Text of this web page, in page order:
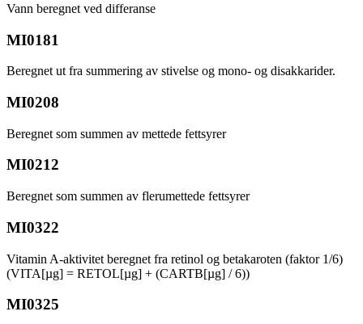
Vann beregnet ved differanse
MI0181
Beregnet ut fra summering av stivelse og mono- og disakkarider.
MI0208
Beregnet som summen av mettede fettsyrer
MI0212
Beregnet som summen av flerumettede fettsyrer
MI0322
Vitamin A-aktivitet beregnet fra retinol og betakaroten (faktor 1/6)
(VITA[µg] = RETOL[µg] + (CARTB[µg] / 6))
MI0325